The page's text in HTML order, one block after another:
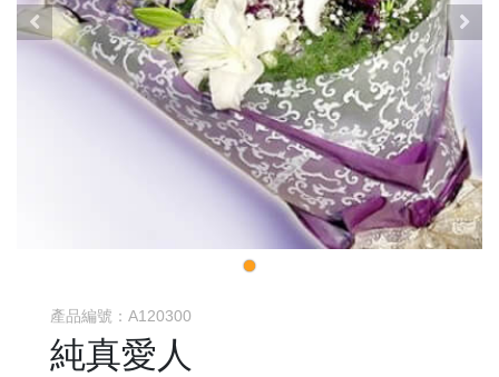
產品編號：A120300
純真愛人